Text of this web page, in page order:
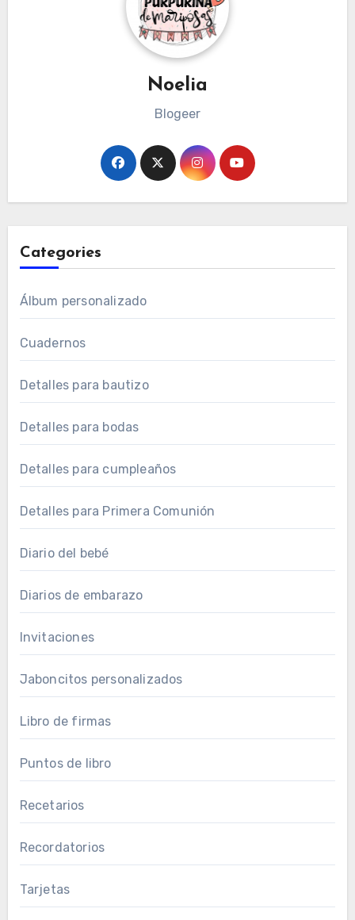
Noelia
Blogeer
Categories
Álbum personalizado
Cuadernos
Detalles para bautizo
Detalles para bodas
Detalles para cumpleaños
Detalles para Primera Comunión
Diario del bebé
Diarios de embarazo
Invitaciones
Jaboncitos personalizados
Libro de firmas
Puntos de libro
Recetarios
Recordatorios
Tarjetas